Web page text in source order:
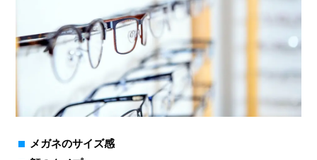
メガネのサイズ感